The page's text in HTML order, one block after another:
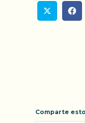
Comparte